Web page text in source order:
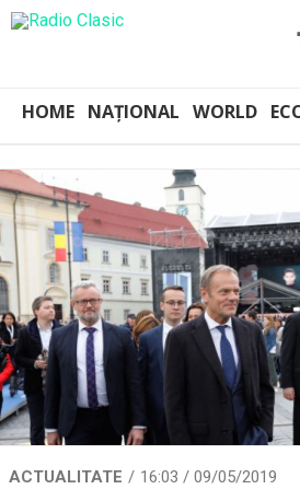
HOME NAȚIONAL WORLD
ACTUALITATE 16:03 / 09/05/2019